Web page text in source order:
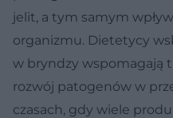
jelit, a tym samym
organizmu. Dietetycy
w bryndzy wspomagają
rozwój patogenów w
czasach, gdy wiele